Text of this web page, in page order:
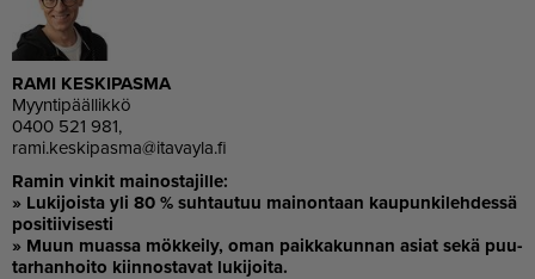
RAMI KES­KI­PAS­MA
Myyn­ti­pääl­lik­kö
0400 521 981,
rami.kes­ki­pas­ma@ita­va­y­la.fi
Ra­min vin­kit mai­nos­ta­jil­le:
» Lu­ki­jois­ta yli 80 % suh­tau­tuu mai­non­taan kau­pun­ki­leh­des­sä
po­si­tii­vi­ses­ti
» Muun mu­as­sa mök­kei­ly, oman paik­ka­kun­nan asi­at sekä puu­
tar­han­hoi­to kiin­nos­ta­vat lu­ki­joi­ta.